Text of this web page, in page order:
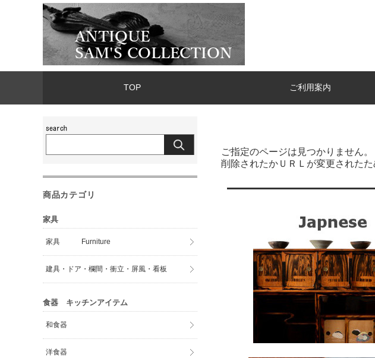
TOP ご利用案内
ご指定のページは見つかりません。
削除されたかＵＲＬが変更されたた
商品カテゴリ
家具
家具 Furniture
建具・ドア・欄間・衝立・屏風・看板
食器 キッチンアイテム
和食器
洋食器